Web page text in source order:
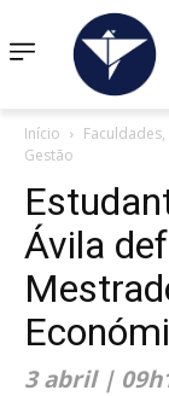
Início
Gestão
Ávila
3 abril |